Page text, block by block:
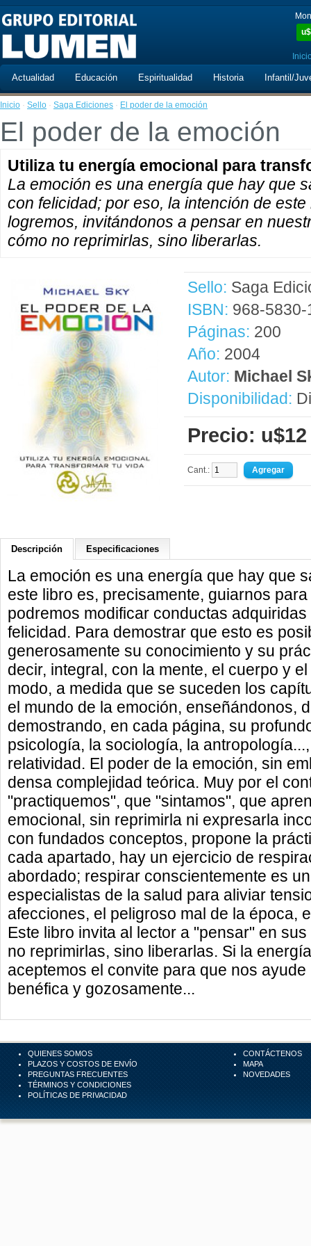
u$
Actualidad Educación Espiritualidad Historia Infantil/
Inicio · Sello · Saga Ediciones · El poder de la emoción
El poder de la emoción
Utiliza tu energía emocional para
La emoción es una energía que hay que
con felicidad; por eso, la intención de
logremos, invitándonos a pensar en
cómo no reprimirlas, sino liberarlas.
Sello: Saga
ISBN: 968-5830-
Páginas: 200
Año: 2004
Autor: Michael
Disponibilidad:
Precio: u$12
Cant.:
Descripción Especificaciones
La emoción es una energía que hay que
este libro es, precisamente, guiarnos
podremos modificar conductas
felicidad. Para demostrar que esto es
generosamente su conocimiento y su
decir, integral, con la mente, el cuerpo y
modo, a medida que se suceden los
el mundo de la emoción, enseñándonos,
demostrando, en cada página, su
psicología, la sociología, la
relatividad. El poder de la emoción, sin
densa complejidad teórica. Muy por el
"practiquemos", que "sintamos", que
emocional, sin reprimirla ni expresarla
con fundados conceptos, propone la
cada apartado, hay un ejercicio de
abordado; respirar conscientemente es
especialistas de la salud para aliviar
afecciones, el peligroso mal de la época,
Este libro invita al lector a "pensar" en
no reprimirlas, sino liberarlas. Si la
aceptemos el convite para que nos
benéfica y gozosamente...
QUIENES SOMOS
PLAZOS Y COSTOS DE ENVÍO
PREGUNTAS FRECUENTES
TÉRMINOS Y CONDICIONES
POLÍTICAS DE PRIVACIDAD
CONTÁCTENOS
MAPA
NOVEDADES